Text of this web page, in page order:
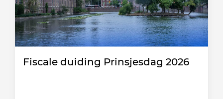
Fiscale duiding Prinsjesdag 2026